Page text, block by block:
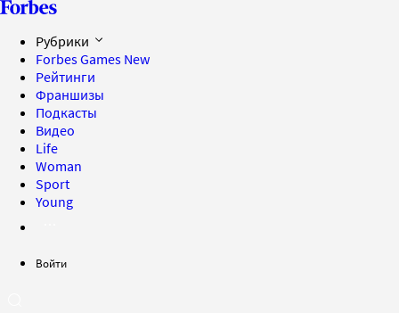
Рубрики
Forbes Games New
Рейтинги
Франшизы
Подкасты
Видео
Life
Woman
Sport
Young
Войти